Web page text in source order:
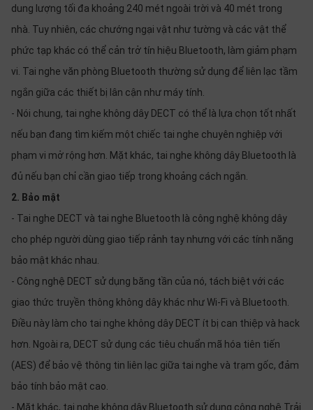
dung lượng tối đa khoảng 240 mét ngoài trời và 40 mét trong
nhà. Tuy nhiên, các chướng ngại vật như tường và các vật thể
phức tạp khác có thể cản trở tín hiệu Bluetooth, làm giảm phạm
vi. Tai nghe văn phòng Bluetooth thường sử dụng để liên lạc tầm
ngắn giữa các thiết bị lân cận như máy tính.
- Nói chung, tai nghe không dây DECT có thể là lựa chọn tốt nhất
nếu bạn đang tìm kiếm một chiếc tai nghe chuyên nghiệp với
phạm vi mở rộng hơn. Mặt khác, tai nghe không dây Bluetooth là
đủ nếu bạn chỉ cần giao tiếp trong khoảng cách ngắn.
2. Bảo mật
- Tai nghe DECT và tai nghe Bluetooth là công nghệ không dây
cho phép người dùng giao tiếp rảnh tay nhưng với các tính năng
bảo mật khác nhau.
- Công nghệ DECT sử dụng băng tần của nó, tách biệt với các
giao thức truyền thông không dây khác như Wi-Fi và Bluetooth.
Điều này làm cho tai nghe không dây DECT ít bị can thiệp và hack
hơn. Ngoài ra, DECT sử dụng các tiêu chuẩn mã hóa tiên tiến
(AES) để bảo vệ thông tin liên lạc giữa tai nghe và trạm gốc, đảm
bảo tính bảo mật cao.
- Mặt khác, tai nghe không dây Bluetooth sử dụng công nghệ Trải